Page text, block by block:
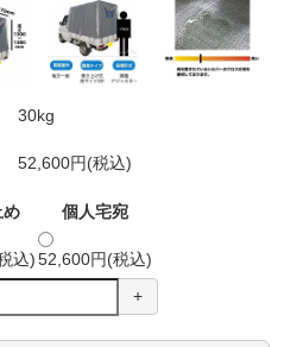
30kg
52,600円(税込)
め 個人宅宛
込)52,600円(税込)
+